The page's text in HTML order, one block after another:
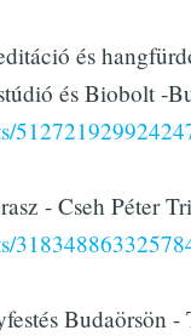
és
és Biobolt -
- Cseh Péter
Budaörsön -